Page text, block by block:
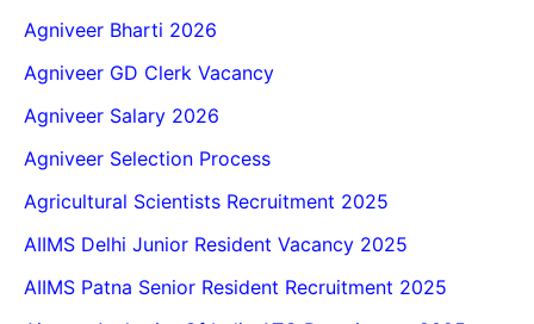
Agniveer Bharti 2026
Agniveer GD Clerk Vacancy
Agniveer Salary 2026
Agniveer Selection Process
Agricultural Scientists Recruitment 2025
AIIMS Delhi Junior Resident Vacancy 2025
AIIMS Patna Senior Resident Recruitment 2025